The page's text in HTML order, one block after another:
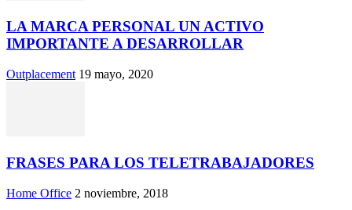
LA MARCA PERSONAL UN ACTIVO
IMPORTANTE A DESARROLLAR
Outplacement 19 mayo, 2020
FRASES PARA LOS TELETRABAJADORES
Home Office 2 noviembre, 2018